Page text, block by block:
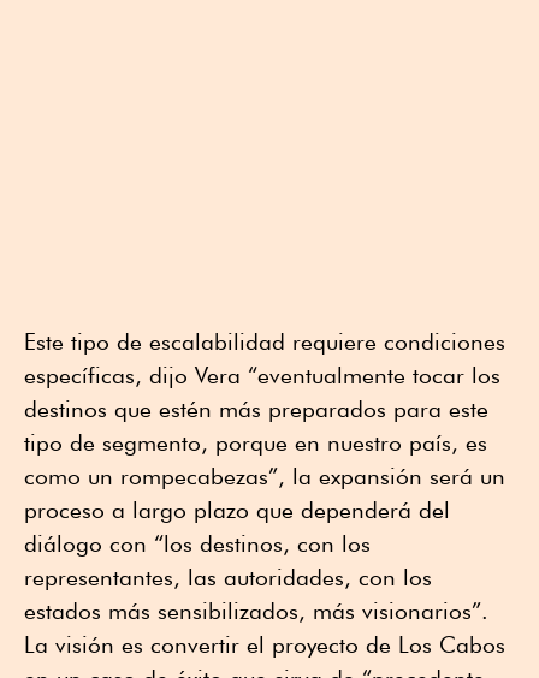
Este tipo de escalabilidad requiere condiciones
específicas, dijo Vera “eventualmente tocar los
destinos que estén más preparados para este
tipo de segmento, porque en nuestro país, es
como un rompecabezas”, la expansión será un
proceso a largo plazo que dependerá del
diálogo con “los destinos, con los
representantes, las autoridades, con los
estados más sensibilizados, más visionarios”.
La visión es convertir el proyecto de Los Cabos